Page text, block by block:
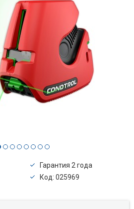
Гарантия 2 года
Код: 025969